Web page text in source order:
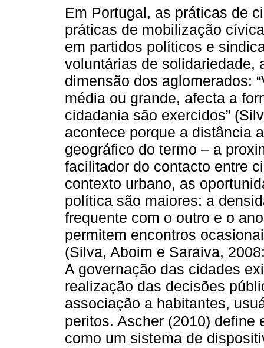
Em Portugal, as práticas de
práticas de mobilização
em partidos políticos e
voluntárias de solidariedade,
dimensão dos aglomerados:
média ou grande, afecta a
cidadania são exercidos”
acontece porque a distância
geográfico do termo – a
facilitador do contacto entre
contexto urbano, as
política são maiores: a
frequente com o outro e o
permitem encontros
(Silva, Aboim e Saraiva,
A governação das cidades
realização das decisões
associação a habitantes,
peritos. Ascher (2010) define
como um sistema de